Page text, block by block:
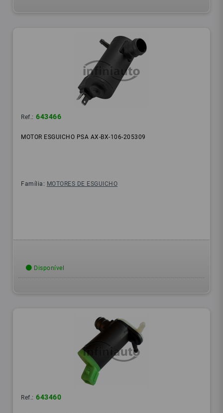
Ref.: 643466
MOTOR ESGUICHO PSA AX-BX-106-205309
Família: MOTORES DE ESGUICHO
Disponível
Ref.: 643460